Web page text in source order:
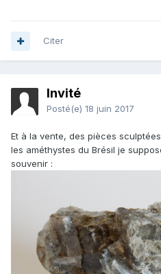
Citer
Invité
Posté(e) 18 juin 2017
Et à la vente, des pièces
les améthystes du Brésil je
souvenir :